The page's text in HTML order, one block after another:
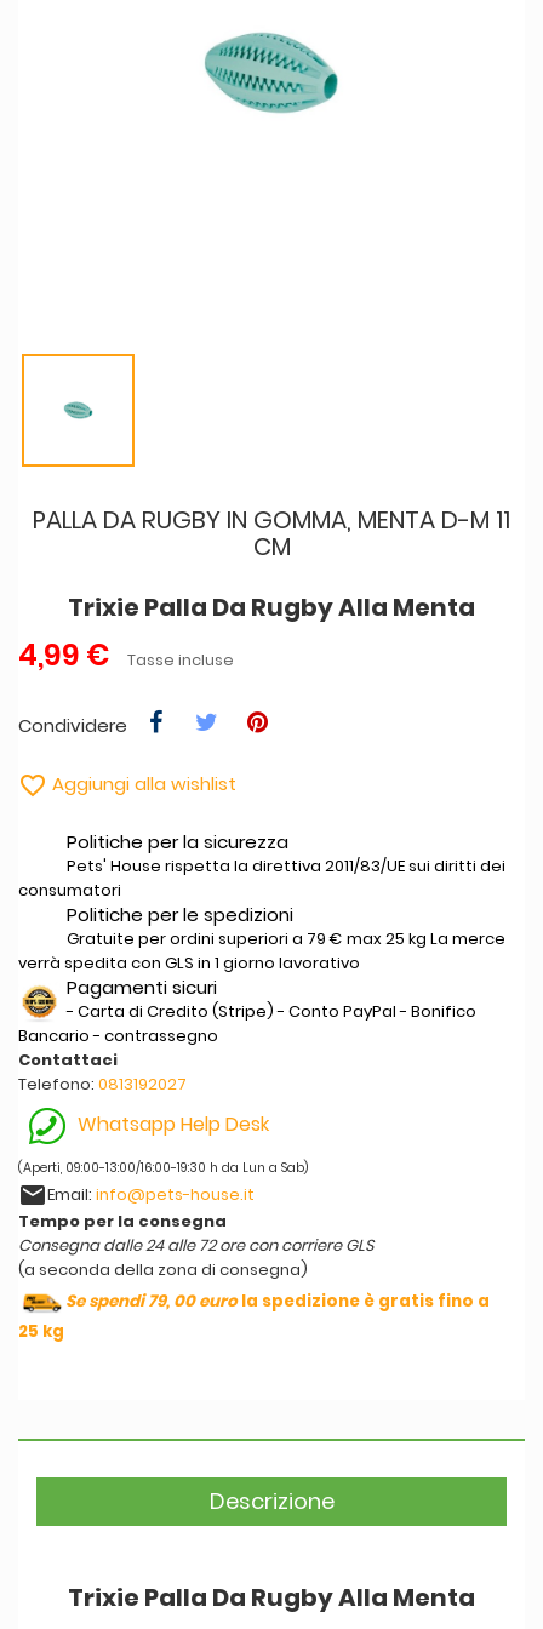
PALLA DA RUGBY IN GOMMA, MENTA D-M 11
CM
Trixie Palla Da Rugby Alla Menta
4,99 € Tasse incluse
Condividere
 Aggiungi alla wishlist
Politiche per la sicurezza
Pets' House rispetta la direttiva 2011/83/UE sui diritti dei
consumatori
Politiche per le spedizioni
Gratuite per ordini superiori a 79 € max 25 kg La merce
verrà spedita con GLS in 1 giorno lavorativo
Pagamenti sicuri
- Carta di Credito (Stripe) - Conto PayPal - Bonifico
Bancario - contrassegno
Contattaci
Telefono: 0813192027
Whatsapp Help Desk
(Aperti, 09:00-13:00/16:00-19:30 h da Lun a Sab)
emailEmail: info@pets-house.it
Tempo per la consegna
Consegna dalle 24 alle 72 ore con corriere GLS
(a seconda della zona di consegna)
Se spendi 79, 00 eurola spedizione è gratis fino a
25 kg
Descrizione
Trixie Palla Da Rugby Alla Menta